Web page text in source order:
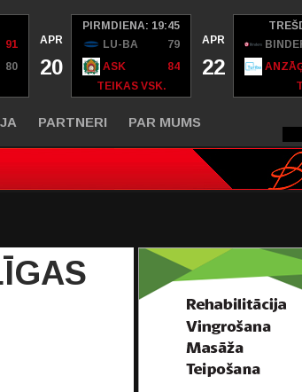
91
80
APR
20
PIRMDIENA: 19:45
LU-BA
79
ASK
84
TEIKAS VSK.
APR
22
PARTNERI PAR MUMS